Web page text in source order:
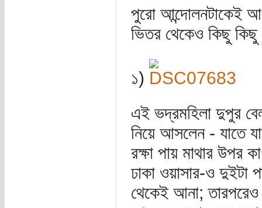
পুরো আন্দোলনটাকেই
ভিতর থেকেও কিছু কিছু
১)
এই ভদ্রমহিলা দুপুর
নিয়ে আসলেন - যাতে
রক্ষা পায় মাথার
ঢাকা ওয়াসার-ও
থেকেই আনা;